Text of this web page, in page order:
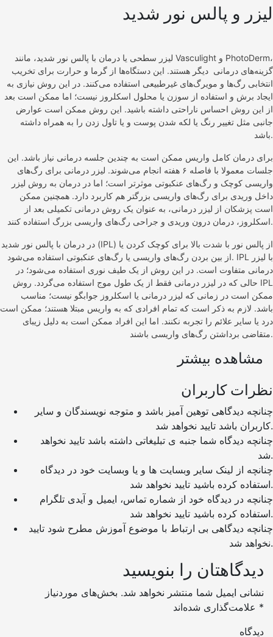
لیزر و پالس نور شدید
لیزر سطحی یا درمان‌ با پالس نور شدید، مانند Vasculight و PhotoDerm،
گزینه‌های درمانی دیگر هستند. این دستگاه‌ها از گرما و حرارت برای تخریب
انتخابی رگ‌ها و مویرگ‌های غیرطبیعی استفاده می‌کنند. در این روش نیازی به
ایجاد برش و استفاده از سوزن یا محلول اسکلروز نیست؛ اما ممکن است بعد
از این روش احساس ناراحتی داشته باشید. این روش ممکن است عوارض
جانبی مثل تغییر رنگ یا لکه شدن پوست و یا تاول زدن را به همراه داشته
باشد.
برای درمان کامل واریس ممکن است به چندین جلسه درمانی نیاز باشد. این
جلسات معمولا با فاصله ۶ هفته انجام می‌شوند. لیزر درمانی برای رگ‌های
واریسی کوچک و رگ‌های عنکبوتی موثرتر است؛ اما در درمان به روش لیزر
داخل وریدی برای رگ‌های واریسی بزرگتر هم کاربرد دارد. همچنین ممکن
است پزشکان از لیزر درمانی، به عنوان یک روش درمانی تکمیلی بعد از
اسکلروز، درمان درون وریدی و جراحی رگ‌های واریسی بزرگ استفاده کنند.
در درمان با پالس نور شدید (IPL) از پالس نور با شدت بالا برای کوچک کردن یا
از بین بردن رگ‌های واریسی یا رگ‌های عنکبوتی استفاده می‌شود. IPL با لیزر
درمانی متفاوت است. در این روش از یک طیف نوری استفاده می‌شود؛ در
حالی که در لیزر درمانی فقط از یک طول موج استفاده می‌گردد. روش IPL
ممکن است در زمانی که لیزر درمانی یا اسکلروز جوابگو نیست؛ مناسب
باشد. لازم به ذکر است که تمام افرادی که به واریس مبتلا هستند؛ ممکن است
درد یا سایر علائم را تجربه نکنند. اما این افراد ممکن است به دلیل زیبای
متقاضی برداشتن رگ‌های واریسی باشند.
مشاهده بیشتر
نظرات کاربران
کاربران باشد تایید نخواهد شد.
شد.
استفاده کرده باشید تایید نخواهد شد.
استفاده کرده باشید تایید نخواهد شد.
چنانچه دیدگاهی بی ارتباط با موضوع آموزش مطرح شود تایید
نخواهد شد.
دیدگاهتان را بنویسید
نشانی ایمیل شما منتشر نخواهد شد. بخش‌های موردنیاز
*
دیدگاه